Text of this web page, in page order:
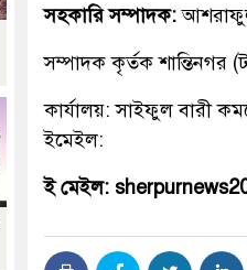
সহকারি সম্পাদক:
সম্পাদক কৃর্তক শান্তিনগর
কার্যালয়: সাইফুল বারী
ইমেইল:
ই মেইল: